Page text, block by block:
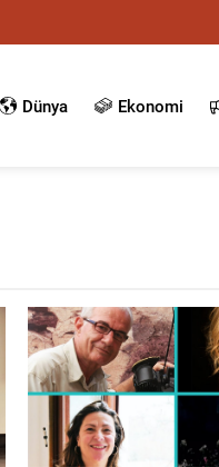
Dünya Ekonomi